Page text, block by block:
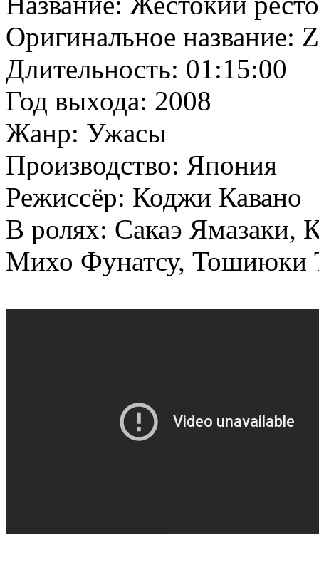
Оригинальное название:
Длительность: 01:15:00
Год выхода: 2008
Жанр: Ужасы
Производство: Япония
Режиссёр: Коджи Кавано
В ролях: Сакаэ Ямазаки,
Михо Фунатсу, Тошиюки